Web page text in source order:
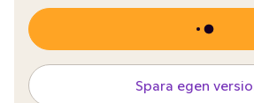
Spara egen